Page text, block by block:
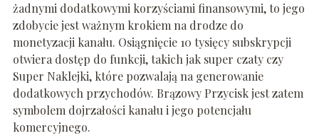
żadnymi dodatkowymi korzyściami finansowymi, to jego
zdobycie jest ważnym krokiem na drodze do
monetyzacji kanału. Osiągnięcie 10 tysięcy subskrypcji
otwiera dostęp do funkcji, takich jak super czaty czy
Super Naklejki, które pozwalają na generowanie
dodatkowych przychodów. Brązowy Przycisk jest zatem
symbolem dojrzałości kanału i jego potencjału
komercyjnego.